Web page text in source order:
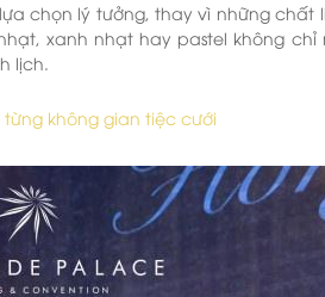
chọn lý tưởng, thay vì những chất
xanh nhạt hay pastel không
lịch.
không gian tiệc cưới